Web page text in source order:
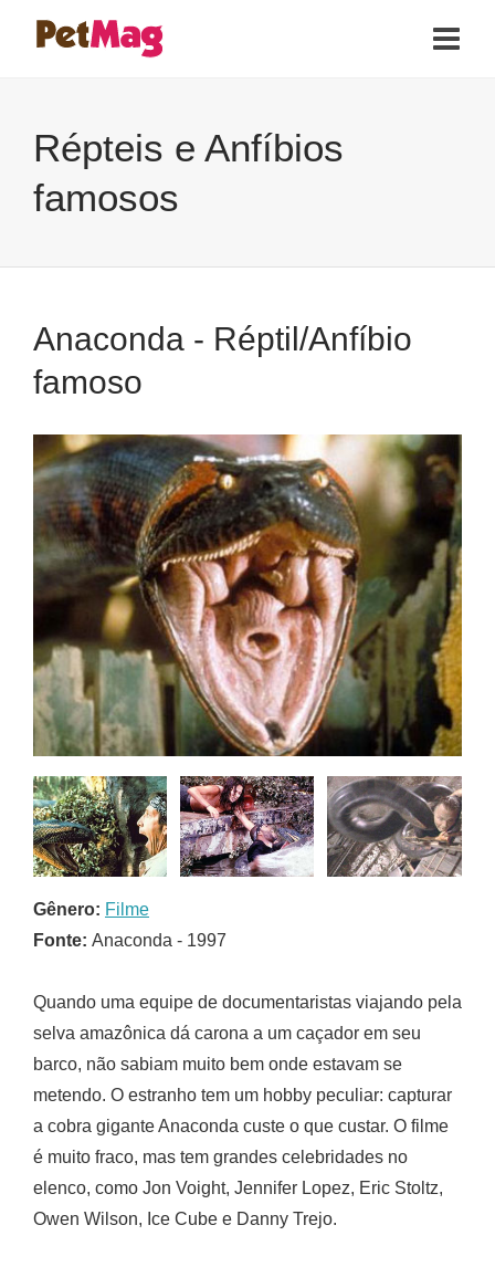
Répteis e Anfíbios
famosos
Anaconda - Réptil/Anfíbio
famoso
Gênero: Filme
Fonte: Anaconda - 1997
Quando uma equipe de documentaristas viajando pela
selva amazônica dá carona a um caçador em seu
barco, não sabiam muito bem onde estavam se
metendo. O estranho tem um hobby peculiar: capturar
a cobra gigante Anaconda custe o que custar. O filme
é muito fraco, mas tem grandes celebridades no
elenco, como Jon Voight, Jennifer Lopez, Eric Stoltz,
Owen Wilson, Ice Cube e Danny Trejo.